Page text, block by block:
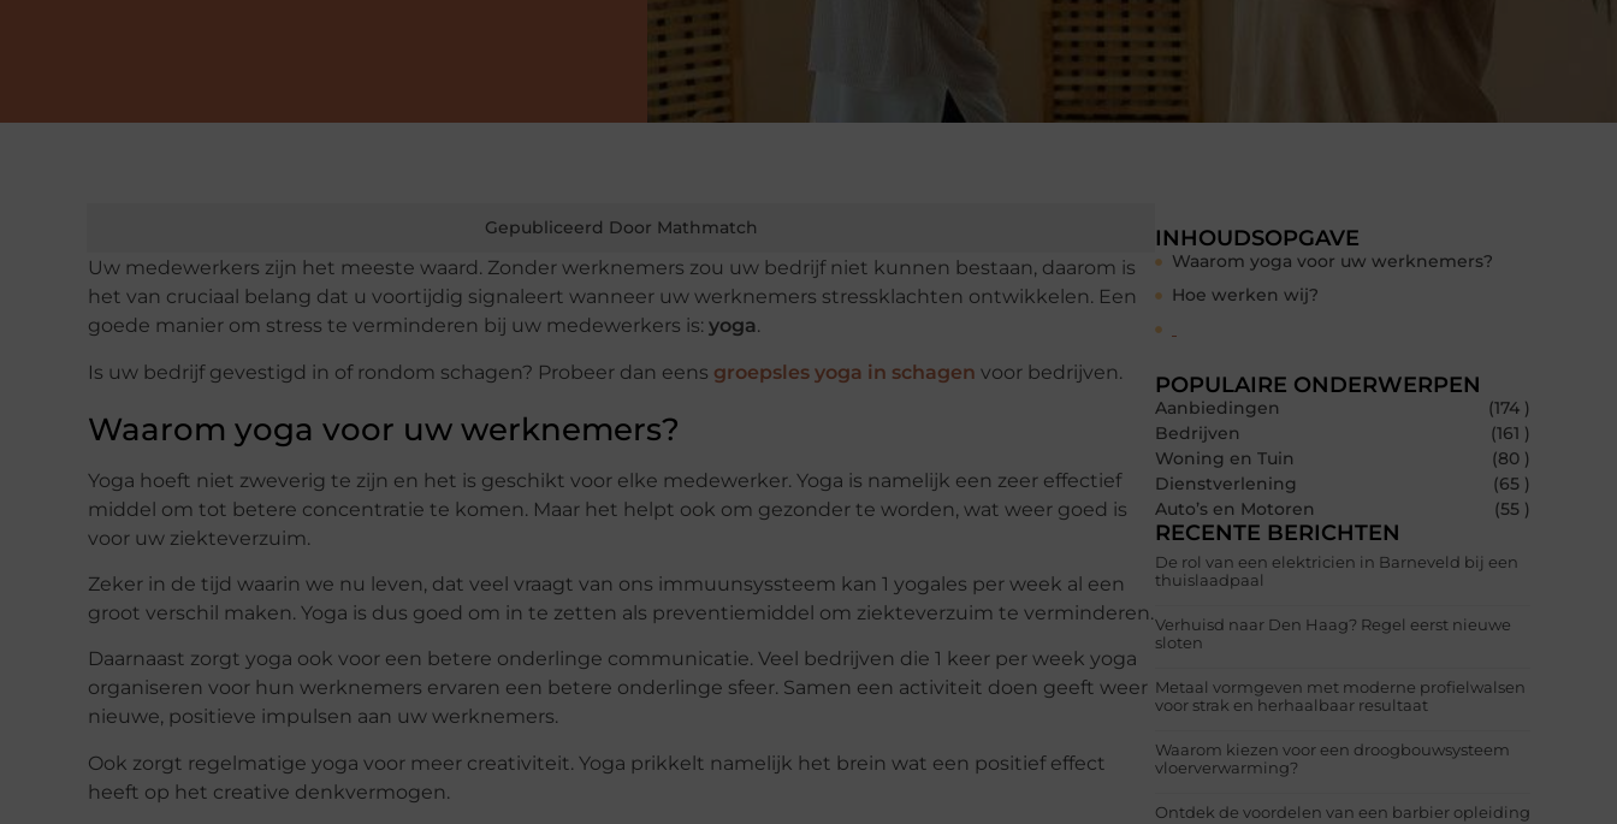
Gepubliceerd Door Mathmatch
Uw medewerkers zijn het meeste waard. Zonder werknemers zou uw bedrijf niet kunnen bestaan, daarom is
het van cruciaal belang dat u voortijdig signaleert wanneer uw werknemers stressklachten ontwikkelen. Een
goede manier om stress te verminderen bij uw medewerkers is: yoga.
Is uw bedrijf gevestigd in of rondom schagen? Probeer dan eens groepsles yoga in schagen voor bedrijven.
Waarom yoga voor uw werknemers?
Yoga hoeft niet zweverig te zijn en het is geschikt voor elke medewerker. Yoga is namelijk een zeer effectief
middel om tot betere concentratie te komen. Maar het helpt ook om gezonder te worden, wat weer goed is
voor uw ziekteverzuim.
Zeker in de tijd waarin we nu leven, dat veel vraagt van ons immuunsyssteem kan 1 yogales per week al een
groot verschil maken. Yoga is dus goed om in te zetten als preventiemiddel om ziekteverzuim te verminderen.
Daarnaast zorgt yoga ook voor een betere onderlinge communicatie. Veel bedrijven die 1 keer per week yoga
organiseren voor hun werknemers ervaren een betere onderlinge sfeer. Samen een activiteit doen geeft weer
nieuwe, positieve impulsen aan uw werknemers.
Ook zorgt regelmatige yoga voor meer creativiteit. Yoga prikkelt namelijk het brein wat een positief effect
heeft op het creative denkvermogen.
INHOUDSOPGAVE
Waarom yoga voor uw werknemers?
Hoe werken wij?
POPULAIRE ONDERWERPEN
Aanbiedingen
(174 )
Bedrijven
(161 )
Woning en Tuin
(80 )
Dienstverlening
(65 )
Auto’s en Motoren
(55 )
RECENTE BERICHTEN
De rol van een elektricien in Barneveld bij een
thuislaadpaal
Verhuisd naar Den Haag? Regel eerst nieuwe
sloten
Metaal vormgeven met moderne profielwalsen
voor strak en herhaalbaar resultaat
Waarom kiezen voor een droogbouwsysteem
vloerverwarming?
Ontdek de voordelen van een barbier opleiding